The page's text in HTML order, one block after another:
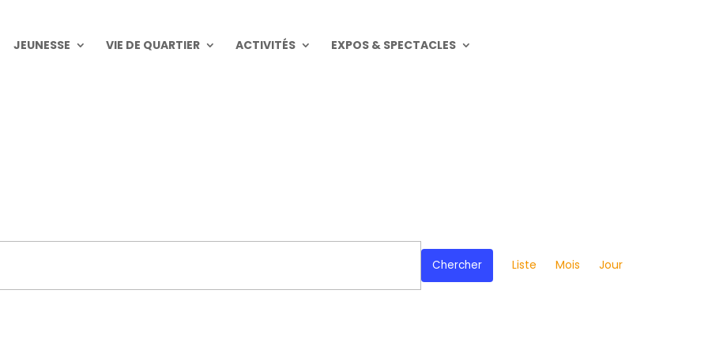
JEUNESSE VIE DE QUARTIER ACTIVITÉS EXPOS & SPECTACLES
Chercher
de
Liste Mois Jour